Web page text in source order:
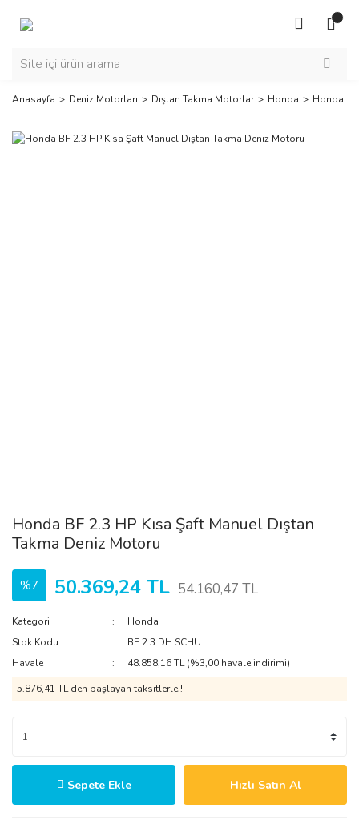
Anasayfa Deniz Motorları Dıştan Takma Motorlar Honda Honda
Honda BF 2.3 HP Kısa Şaft Manuel Dıştan
Takma Deniz Motoru
%7 50.369,24 TL 54.160,47 TL
Kategori
Honda
Stok Kodu
BF 2.3 DH SCHU
Havale
48.858,16 TL (%3,00 havale indirimi)
5.876,41 TL den başlayan taksitlerle!!
Sepete Ekle Hızlı Satın Al